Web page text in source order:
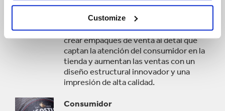
Customize
Todos los días ayudamos a las marcas a
crear empaques de venta al detal que
captan la atención del consumidor en la
tienda y aumentan las ventas con un
diseño estructural innovador y una
impresión de alta calidad.
Consumidor